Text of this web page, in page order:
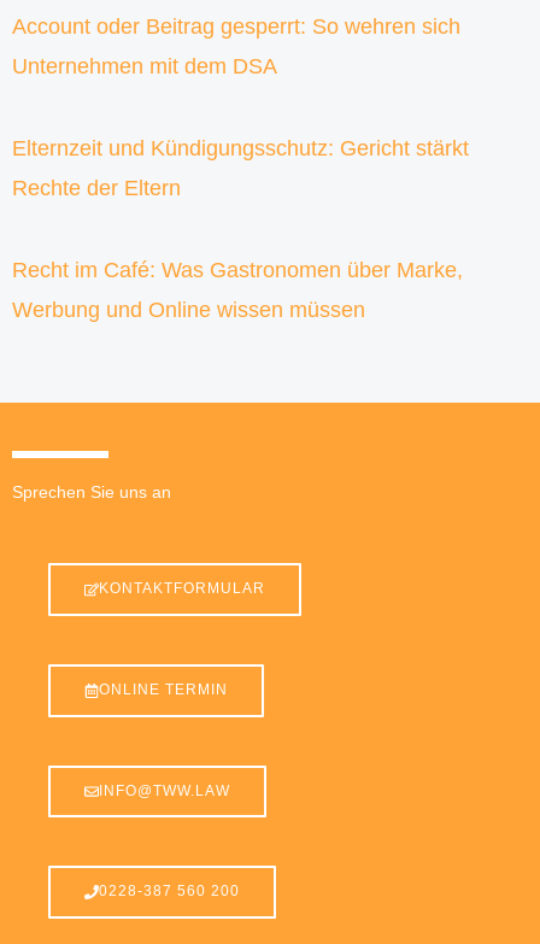
Account oder Beitrag gesperrt: So wehren sich
Unternehmen mit dem DSA
Elternzeit und Kündigungsschutz: Gericht stärkt
Rechte der Eltern
Recht im Café: Was Gastronomen über Marke,
Werbung und Online wissen müssen
Sprechen Sie uns an
KONTAKTFORMULAR
ONLINE TERMIN
INFO@TWW.LAW
0228-387 560 200